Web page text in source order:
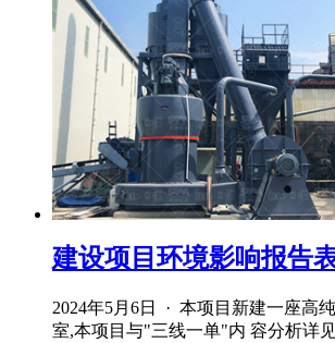
建设项目环境影响报告
2024年5月6日 · 本项目新建一座高
室,本项目与"三线一单"内 容分析详见